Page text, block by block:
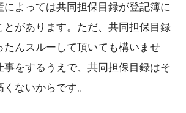
によっては共同担保目録が登記簿に
とがあります。ただ、共同担保目録
たんスルーして頂いても構いませ
事をするうえで、共同担保目録はそ
ないからです。